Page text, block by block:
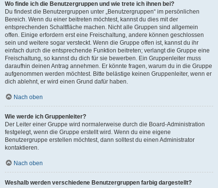
Wo finde ich die Benutzergruppen und wie trete ich ihnen bei?
Du findest die Benutzergruppen unter „Benutzergruppen“ im persönlichen
Bereich. Wenn du einer beitreten möchtest, kannst du dies mit der
entsprechenden Schaltfläche machen. Nicht alle Gruppen sind allgemein
offen. Einige erfordern erst eine Freischaltung, andere können geschlossen
sein und weitere sogar versteckt. Wenn die Gruppe offen ist, kannst du ihr
einfach durch die entsprechende Funktion beitreten; verlangt die Gruppe eine
Freischaltung, so kannst du dich für sie bewerben. Ein Gruppenleiter muss
daraufhin deinen Antrag annehmen. Er könnte fragen, warum du in die Gruppe
aufgenommen werden möchtest. Bitte belästige keinen Gruppenleiter, wenn er
dich ablehnt, er wird einen Grund dafür haben.
Nach oben
Wie werde ich Gruppenleiter?
Der Leiter einer Gruppe wird normalerweise durch die Board-Administration
festgelegt, wenn die Gruppe erstellt wird. Wenn du eine eigene
Benutzergruppe erstellen möchtest, dann solltest du einen Administrator
kontaktieren.
Nach oben
Weshalb werden verschiedene Benutzergruppen farbig dargestellt?